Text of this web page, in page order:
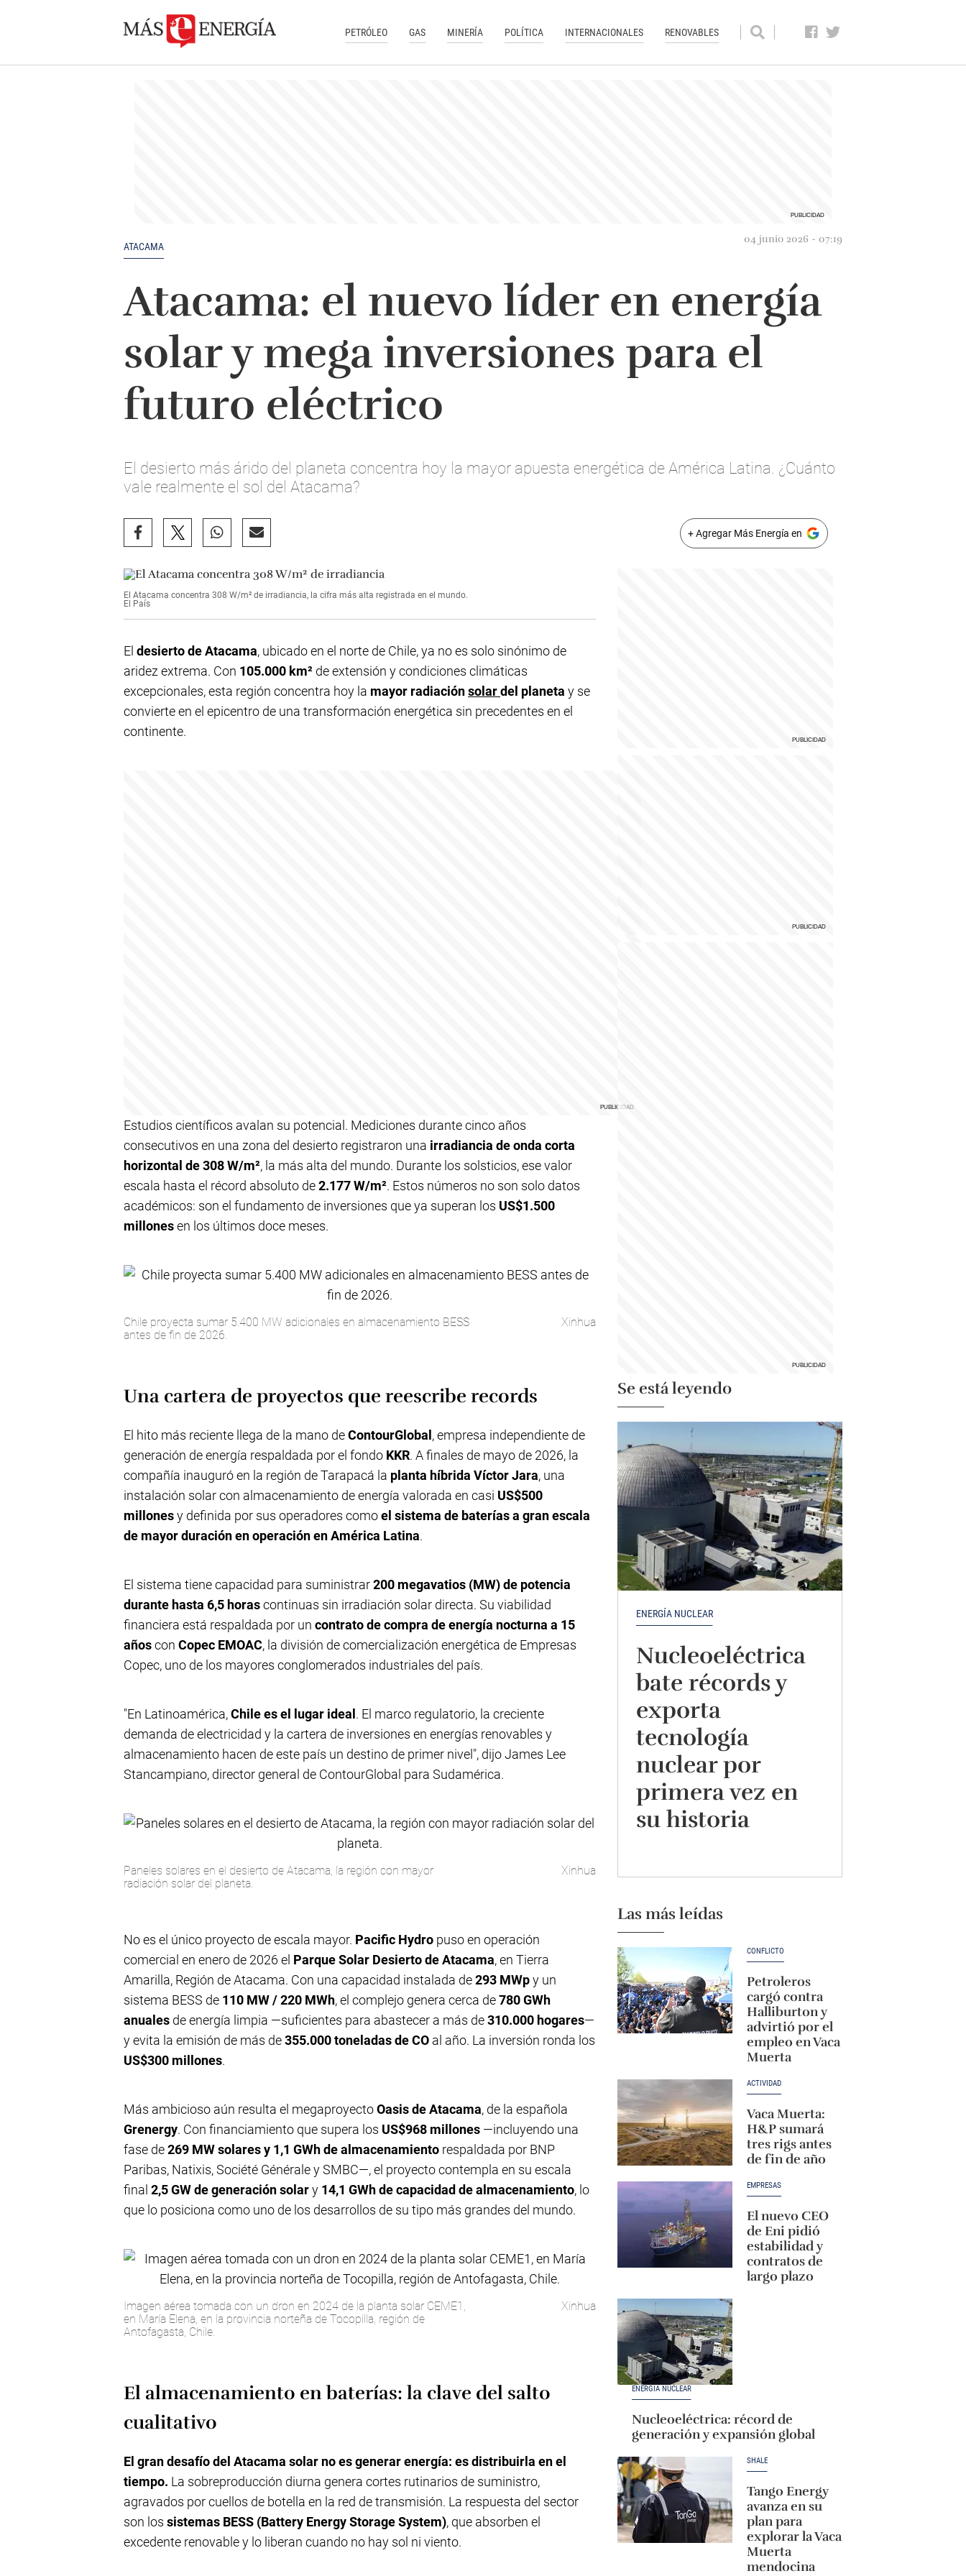
PETRÓLEO GAS MINERÍA POLÍTICA INTERNACIONALES RENOVABLES
ATACAMA
04 junio 2026 - 07:19
Atacama: el nuevo líder en energía
solar y mega inversiones para el
futuro eléctrico
El desierto más árido del planeta concentra hoy la mayor apuesta energética de América Latina. ¿Cuánto
vale realmente el sol del Atacama?
+ Agregar Más Energía en
El Atacama concentra 308 W/m² de irradiancia, la cifra más alta registrada en el mundo.
El País
El desierto de Atacama, ubicado en el norte de Chile, ya no es solo sinónimo de
aridez extrema. Con 105.000 km² de extensión y condiciones climáticas
excepcionales, esta región concentra hoy la mayor radiaciónsolardel planeta y se
convierte en el epicentro de una transformación energética sin precedentes en el
continente.
Estudios científicos avalan su potencial. Mediciones durante cinco años
consecutivos en una zona del desierto registraron una irradiancia de onda corta
horizontal de 308 W/m², la más alta del mundo. Durante los solsticios, ese valor
escala hasta el récord absoluto de2.177 W/m². Estos números no son solo datos
académicos: son el fundamento de inversiones que ya superan los US$1.500
millonesen los últimos doce meses.
Chile proyecta sumar 5.400 MW adicionales en almacenamiento BESS
antes de fin de 2026.
Xinhua
Una cartera de proyectos que reescribe records
El hito más reciente llega de la mano deContourGlobal , empresa independiente de
generación de energía respaldada por el fondo KKR. A finales de mayo de 2026, la
compañía inauguró en la región de Tarapacá la planta híbrida Víctor Jara, una
instalación solar con almacenamiento de energía valorada en casi US$500
millonesy definida por sus operadores comoel sistema de baterías a gran escala
de mayor duración en operación en América Latina.
El sistema tiene capacidad para suministrar200 megavatios (MW) de potencia
durante hasta 6,5 horascontinuas sin irradiación solar directa. Su viabilidad
financiera está respaldada por un contrato de compra de energía nocturna a 15
añoscon Copec EMOAC, la división de comercialización energética de Empresas
Copec, uno de los mayores conglomerados industriales del país.
"En Latinoamérica,Chile es el lugar ideal . El marco regulatorio, la creciente
demanda de electricidad y la cartera de inversiones en energías renovables y
almacenamiento hacen de este país un destino de primer nivel", dijo James Lee
Stancampiano, director general de ContourGlobal para Sudamérica.
Paneles solares en el desierto de Atacama, la región con mayor
radiación solar del planeta.
Xinhua
No es el único proyecto de escala mayor. Pacific Hydro puso en operación
comercial en enero de 2026 el Parque Solar Desierto de Atacama, en Tierra
Amarilla, Región de Atacama. Con una capacidad instalada de293 MWpy un
sistema BESS de 110 MW / 220 MWh, el complejo genera cerca de780 GWh
anuales de energía limpia —suficientes para abastecer a más de310.000 hogares—
y evita la emisión de más de355.000 toneladas de CO al año. La inversión ronda los
US$300 millones.
Más ambicioso aún resulta el megaproyectoOasis de Atacama, de la española
Grenergy. Con financiamiento que supera los US$968 millones —incluyendo una
fase de269 MW solares y 1,1 GWh de almacenamiento respaldada por BNP
Paribas, Natixis, Société Générale y SMBC—, el proyecto contempla en su escala
final 2,5 GW de generación solary 14,1 GWh de capacidad de almacenamiento, lo
que lo posiciona como uno de los desarrollos de su tipo más grandes del mundo.
Imagen aérea tomada con un dron en 2024 de la planta solar CEME1,
en María Elena, en la provincia norteña de Tocopilla, región de
Antofagasta, Chile.
Xinhua
El almacenamiento en baterías: la clave del salto
cualitativo
El gran desafío del Atacama solar no es generar energía: es distribuirla en el
tiempo. La sobreproducción diurna genera cortes rutinarios de suministro,
agravados por cuellos de botella en la red de transmisión. La respuesta del sector
son los sistemas BESS (Battery Energy Storage System), que absorben el
excedente renovable y lo liberan cuando no hay sol ni viento.
Se está leyendo
ENERGÍA NUCLEAR
Nucleoeléctrica
bate récords y
exporta
tecnología
nuclear por
primera vez en
su historia
Las más leídas
CONFLICTO
Petroleros
cargó contra
Halliburton y
advirtió por el
empleo en Vaca
Muerta
ACTIVIDAD
Vaca Muerta:
H&P sumará
tres rigs antes
de fin de año
EMPRESAS
El nuevo CEO
de Eni pidió
estabilidad y
contratos de
largo plazo
ENERGÍA NUCLEAR
Nucleoeléctrica: récord de
generación y expansión global
SHALE
Tango Energy
avanza en su
plan para
explorar la Vaca
Muerta
mendocina